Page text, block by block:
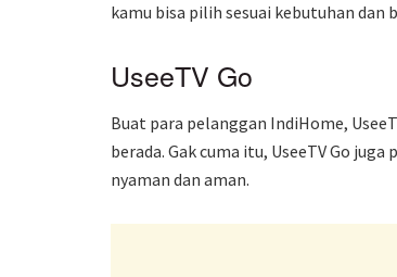
kamu bisa pilih sesuai kebutuhan dan
UseeTV Go
Buat para pelanggan IndiHome,
berada. Gak cuma itu, UseeTV Go
nyaman dan aman.